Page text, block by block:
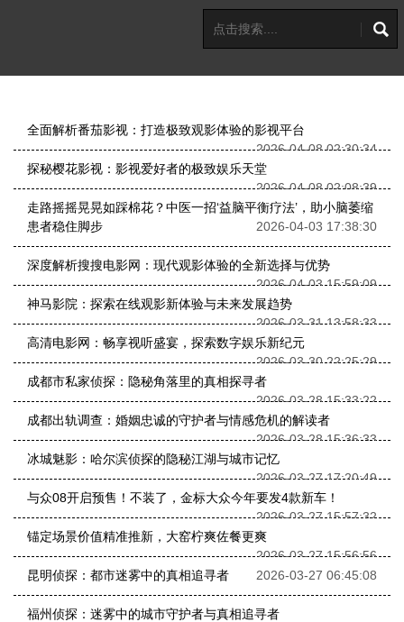
全面解析番茄影视：打造极致观影体验的影视平台
2026-04-08 02:30:34
探秘樱花影视：影视爱好者的极致娱乐天堂
2026-04-08 02:08:39
走路摇摇晃晃如踩棉花？中医一招‘益脑平衡疗法’，助小脑萎缩
患者稳住脚步
2026-04-03 17:38:30
深度解析搜搜电影网：现代观影体验的全新选择与优势
2026-04-03 15:59:09
神马影院：探索在线观影新体验与未来发展趋势
2026-03-31 13:58:33
高清电影网：畅享视听盛宴，探索数字娱乐新纪元
2026-03-30 22:25:29
成都市私家侦探：隐秘角落里的真相探寻者
2026-03-28 15:33:22
成都出轨调查：婚姻忠诚的守护者与情感危机的解读者
2026-03-28 15:36:33
冰城魅影：哈尔滨侦探的隐秘江湖与城市记忆
2026-03-27 17:20:49
与众08开启预售！不装了，金标大众今年要发4款新车！
2026-03-27 15:57:32
锚定场景价值精准推新，大窑柠爽佐餐更爽
2026-03-27 15:56:56
昆明侦探：都市迷雾中的真相追寻者
2026-03-27 06:45:08
福州侦探：迷雾中的城市守护者与真相追寻者